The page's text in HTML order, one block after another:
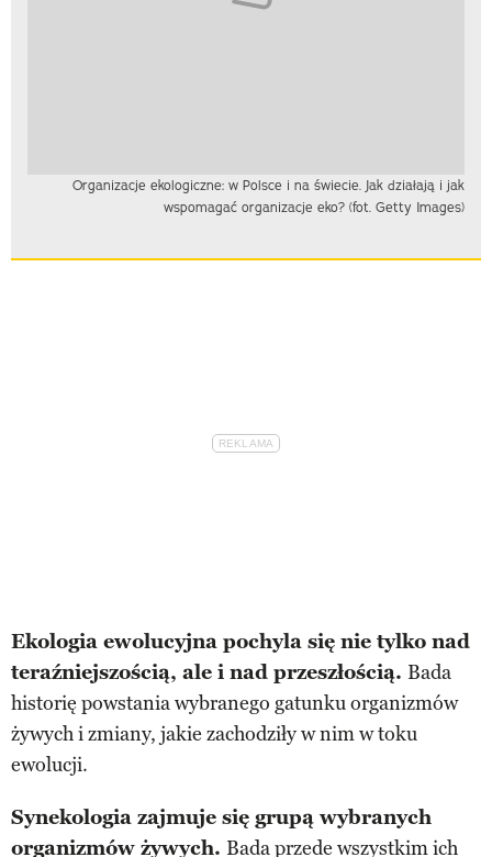
Organizacje ekologiczne: w Polsce i na świecie. Jak działają i jak
wspomagać organizacje eko? (fot. Getty Images)
Ekologia ewolucyjna pochyla się nie tylko nad
teraźniejszością, ale i nad przeszłością. Bada
historię powstania wybranego gatunku organizmów
żywych i zmiany, jakie zachodziły w nim w toku
ewolucji.
Synekologia zajmuje się grupą wybranych
organizmów żywych. Bada przede wszystkim ich